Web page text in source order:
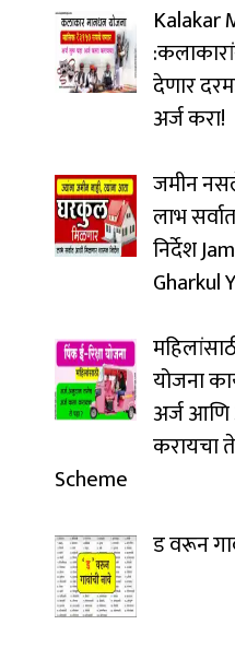
Kalakar
देणार
अर्ज करा!
जमीन
लाभ
निर्देश
Gharkul
योजना
अर्ज
करायचा
Scheme
ड वरून